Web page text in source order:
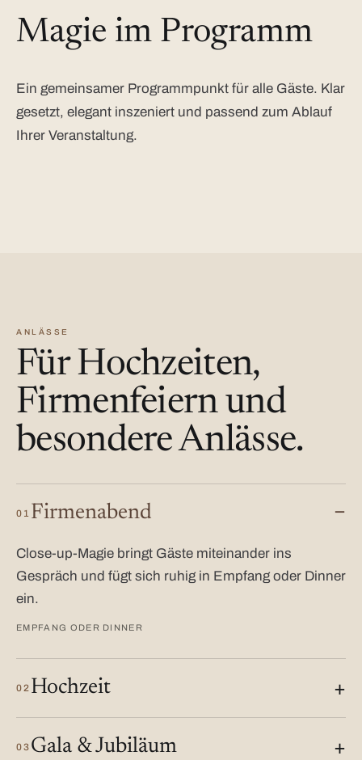
Magie im Programm
Ein gemeinsamer Programmpunkt für alle Gäste. Klar
gesetzt, elegant inszeniert und passend zum Ablauf
Ihrer Veranstaltung.
ANLÄSSE
Für Hochzeiten,
Firmenfeiern und
besondere Anlässe.
01 Firmenabend
Close-up-Magie bringt Gäste miteinander ins
Gespräch und fügt sich ruhig in Empfang oder Dinner
ein.
EMPFANG ODER DINNER
02 Hochzeit
03 Gala & Jubiläum